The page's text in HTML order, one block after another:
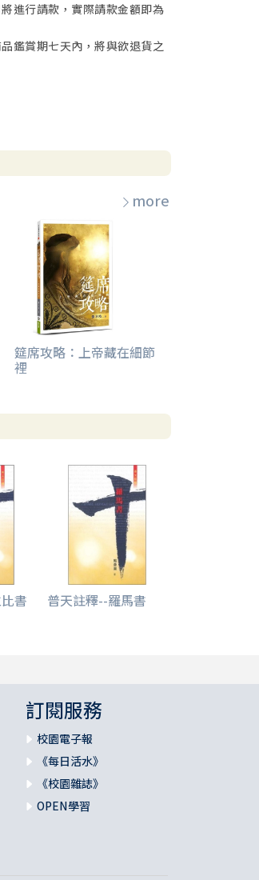
進行請款，實際請款金額即為
鑑賞期七天內，將與欲退貨之
more
筵席攻略：上帝藏在細節
裡
書 普天註釋--羅馬書
訂閱服務
校園電子報
《每日活水》
《校園雜誌》
OPEN學習